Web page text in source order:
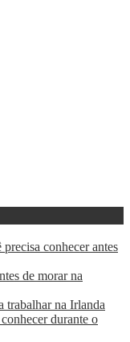
conhecer antes
de morar na
trabalhar na Irlanda
durante o